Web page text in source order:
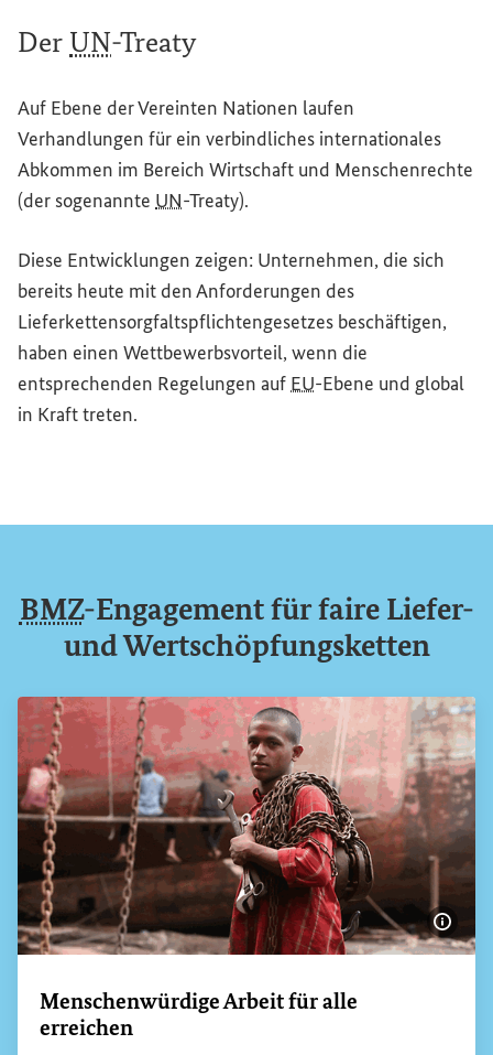
Der UN-Treaty
Auf Ebene der Vereinten Nationen laufen
Verhandlungen für ein verbindliches internationales
Abkommen im Bereich Wirtschaft und Menschenrechte
(der sogenannte UN-Treaty).
Diese Entwicklungen zeigen: Unternehmen, die sich
bereits heute mit den Anforderungen des
Lieferkettensorgfaltspflichtengesetzes beschäftigen,
haben einen Wettbewerbsvorteil, wenn die
entsprechenden Regelungen auf EU-Ebene und global
in Kraft treten.
BMZ-Engagement für faire Liefer-
und Wertschöpfungsketten
Menschenwürdige Arbeit für alle
erreichen